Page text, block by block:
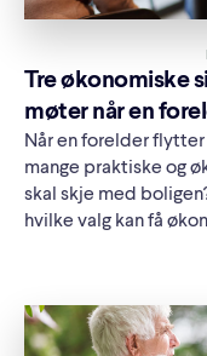
Tre økonomiske
møter når en
Når en forelder
mange praktiske og
skal skje med
hvilke valg kan få